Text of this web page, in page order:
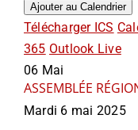
Ajouter au Calendrier
Télécharger ICS
365 Outlook Live
06 Mai
ASSEMBLÉE
Mardi 6 mai 2025